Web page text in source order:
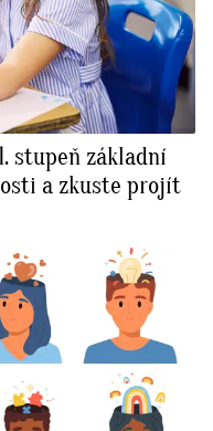
stupeň základní
a zkuste projít